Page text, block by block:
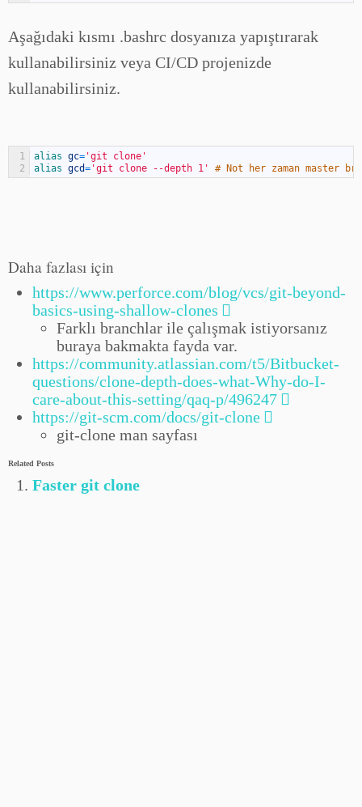
Aşağıdaki kısmı .bashrc dosyanıza yapıştırarak
kullanabilirsiniz veya CI/CD projenizde
kullanabilirsiniz.
1
2
alias gc= 'git clone'
alias gcd= 'git clone --depth 1' # Not her zaman master
Daha fazlası için
https://www.perforce.com/blog/vcs/git-beyond-
basics-using-shallow-clones
Farklı branchlar ile çalışmak istiyorsanız
buraya bakmakta fayda var.
https://community.atlassian.com/t5/Bitbucket-
questions/clone-depth-does-what-Why-do-I-
care-about-this-setting/qaq-p/496247
https://git-scm.com/docs/git-clone
git-clone man sayfası
Related Posts
Faster git clone